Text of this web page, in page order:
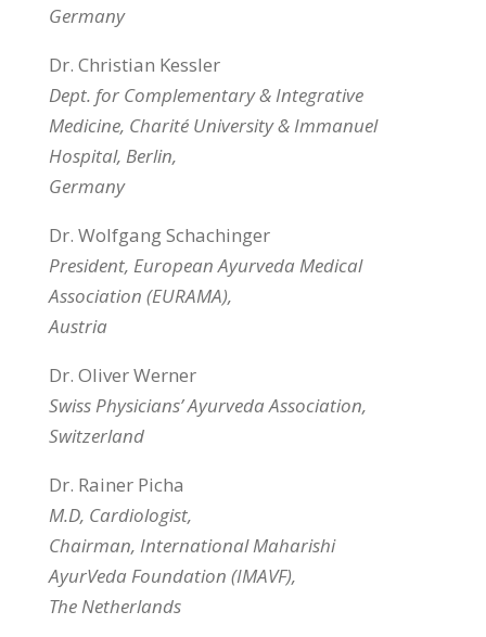
Germany
Dr. Christian Kessler
Dept. for Complementary & Integrative
Medicine, Charité University & Immanuel
Hospital, Berlin,
Germany
Dr. Wolfgang Schachinger
President, European Ayurveda Medical
Association (EURAMA),
Austria
Dr. Oliver Werner
Swiss Physicians’ Ayurveda Association,
Switzerland
Dr. Rainer Picha
M.D, Cardiologist,
Chairman, International Maharishi
AyurVeda Foundation (IMAVF),
The Netherlands